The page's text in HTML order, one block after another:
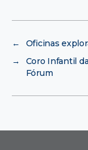
←
Oficinas
→
Coro Infantil
Fórum